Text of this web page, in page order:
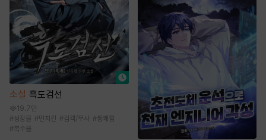
소설 흑도검선
19.7만
#성장물 #먼치킨 #검객/무사 #통쾌함
#복수물